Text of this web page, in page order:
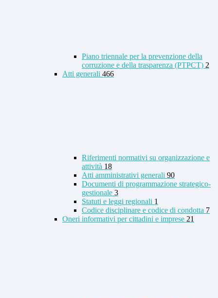
Piano triennale per la prevenzione della
corruzione e della trasparenza (PTPCT) 2
Atti generali 466
Riferimenti normativi su organizzazione e
attività 18
Atti amministrativi generali 90
Documenti di programmazione strategico-
gestionale 3
Statuti e leggi regionali 1
Codice disciplinare e codice di condotta 7
Oneri informativi per cittadini e imprese 21